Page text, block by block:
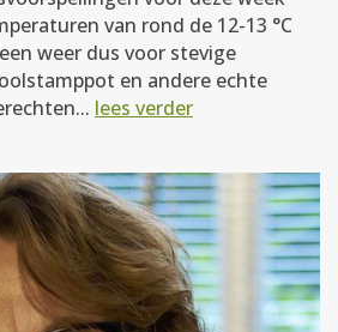
van rond de 12-13 °C
weer dus voor stevige
en andere echte
lees verder